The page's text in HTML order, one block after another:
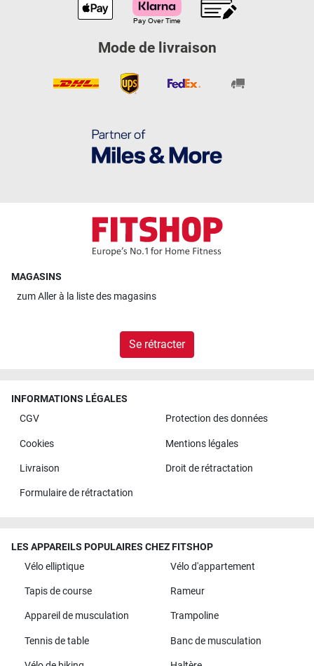
Mode de livraison
MAGASINS
zumAller à la liste des magasins
Se rétracter
INFORMATIONS LÉGALES
CGV
Protection des données
Cookies Mentions légales
Livraison Droit de rétractation
Formulaire de rétractation
LES APPAREILS POPULAIRES CHEZ FITSHOP
Vélo elliptique
Vélo d'appartement
Tapis de course Rameur
Appareil de musculation Trampoline
Tennis de table Banc de musculation